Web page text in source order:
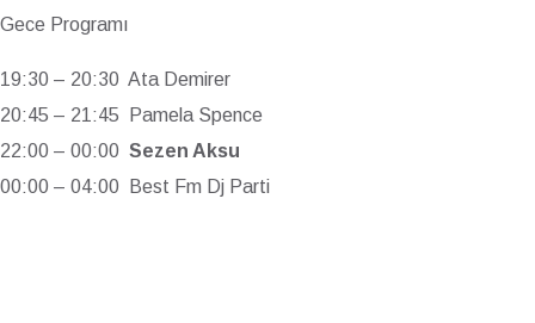
Gece Programı
19:30 – 20:30 Ata Demirer
20:45 – 21:45 Pamela Spence
22:00 – 00:00 Sezen Aksu
00:00 – 04:00 Best Fm Dj Parti